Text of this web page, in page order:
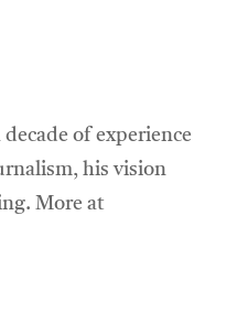
of experience
his vision
More at